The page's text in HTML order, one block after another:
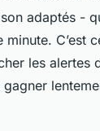
adaptés -
C’est
les alertes